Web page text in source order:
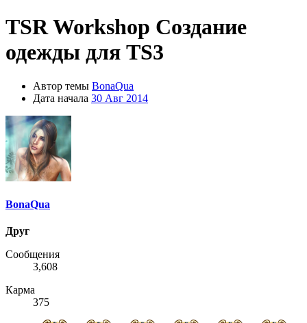
и
TSR Workshop Создание
одежды для TS3
Автор темы BonaQua
Дата начала 30 Авг 2014
BonaQua
Друг
Сообщения
3,608
Карма
375